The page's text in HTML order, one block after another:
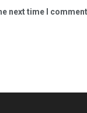
next time I